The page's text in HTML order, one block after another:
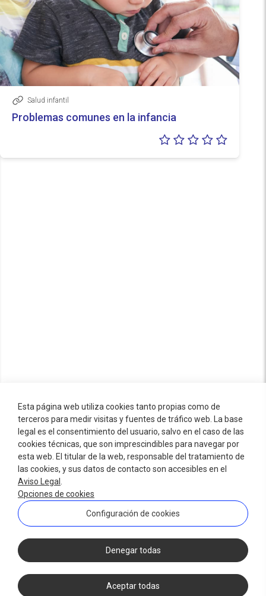
Enlace
Salud infantil
Problemas comunes en la infancia
Esta página web utiliza cookies tanto propias como de
terceros para medir visitas y fuentes de tráfico web. La base
legal es el consentimiento del usuario, salvo en el caso de las
cookies técnicas, que son imprescindibles para navegar por
esta web. El titular de la web, responsable del tratamiento de
las cookies, y sus datos de contacto son accesibles en el
Aviso Legal
Opciones de cookies
Configuración de cookies
Denegar todas
Aceptar todas